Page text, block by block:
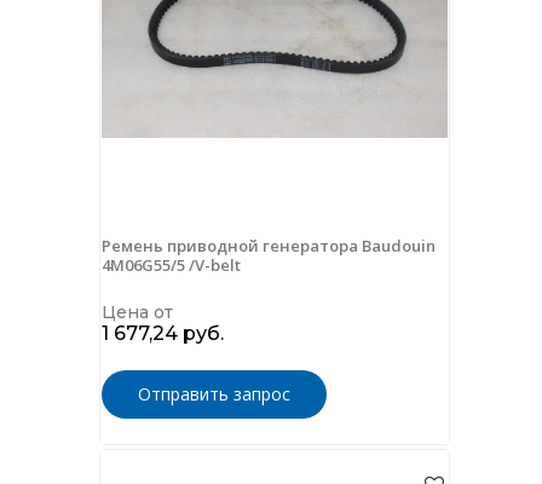
Ремень приводной генератора Baudouin
4M06G55/5 /V-belt
Цена от
1 677,24 руб.
Отправить запрос